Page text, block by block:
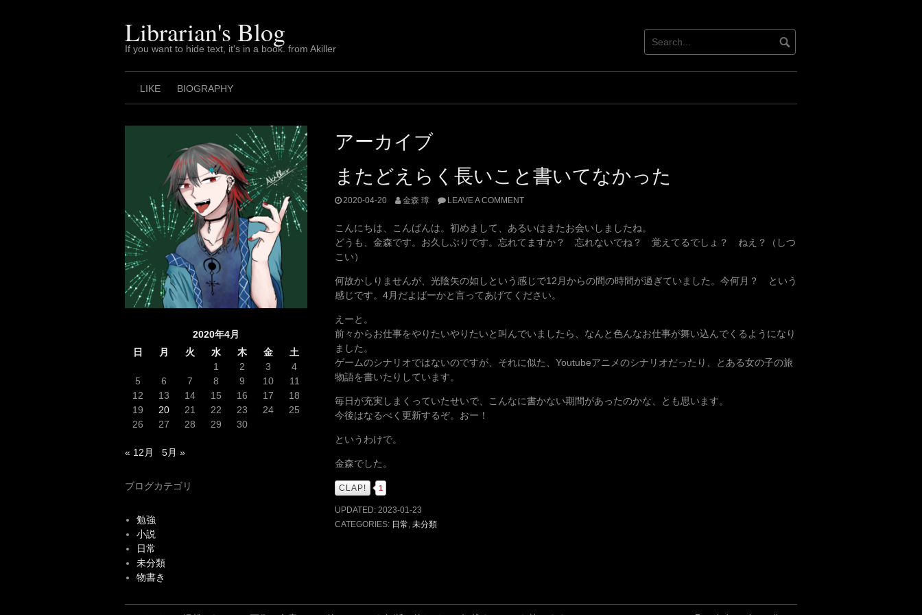
Librarian's Blog
If you want to hide text, it's in a book. from Akiller
LIKE BIOGRAPHY
アーカイブ
またどえらく長いこと書いてなかった
2020-04-20 金森 璋 LEAVE A COMMENT
こんにちは、こんばんは。初めまして、あるいはまたお会いしましたね。
どうも、金森です。お久しぶりです。忘れてますか？ 忘れないでね？ 覚えてるでしょ？ ねえ？（しつ
こい）
何故かしりませんが、光陰矢の如しという感じで12月からの間の時間が過ぎていました。今何月？ という
感じです。4月だよばーかと言ってあげてください。
えーと。
前々からお仕事をやりたいやりたいと叫んでいましたら、なんと色んなお仕事が舞い込んでくるようになり
ました。
ゲームのシナリオではないのですが、それに似た、Youtubeアニメのシナリオだったり、とある女の子の旅
物語を書いたりしています。
毎日が充実しまくっていたせいで、こんなに書かない期間があったのかな、とも思います。
今後はなるべく更新するぞ。おー！
というわけで。
金森でした。
CLAP! 1
UPDATED: 2023-01-23
CATEGORIES: 日常, 未分類
2020年4月
日
月 火 水 木 金
土
1
2 3
4
5
6 7 8 9 10
11
12
13 14 15 16 17
18
19
20 21 22 23 24
25
26
27 28 29 30
« 12月 5月 »
ブログカテゴリ
勉強
小説
日常
未分類
物書き